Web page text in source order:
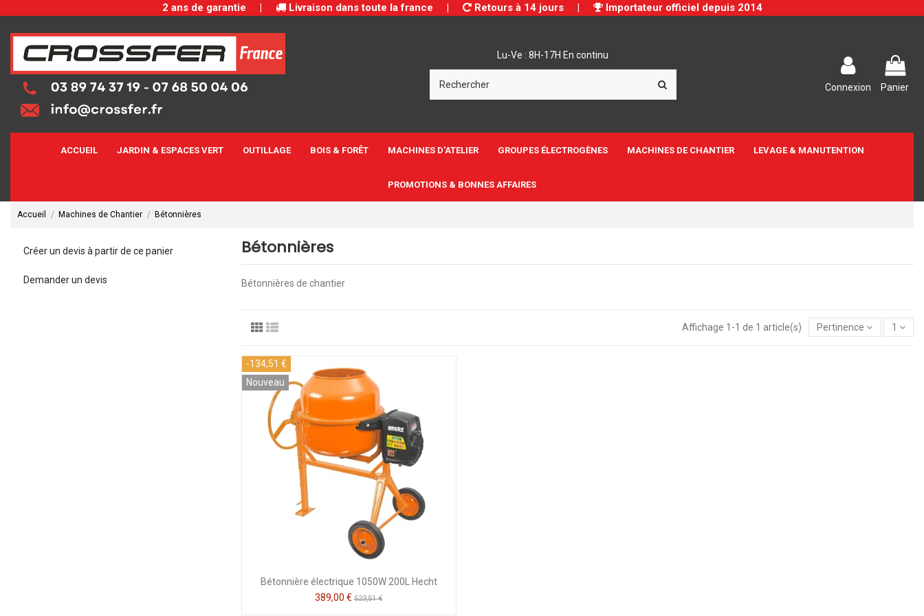
2 ans de garantie | Livraison dans toute la france | Retours à 14 jours | Importateur officiel depuis 2014
Lu-Ve : 8H-17H En continu
Connexion Panier
ACCUEIL JARDIN & ESPACES VERT OUTILLAGE BOIS & FORÊT MACHINES D'ATELIER GROUPES ÉLECTROGÈNES MACHINES DE CHANTIER LEVAGE & MANUTENTION
PROMOTIONS & BONNES AFFAIRES
Accueil Machines de Chantier Bétonnières
Bétonnières
Bétonnières de chantier
Affichage 1-1 de 1 article(s) Pertinence 1
-134,51 €
Nouveau
Bétonnière électrique 1050W 200L Hecht
389,00 € 523,51 €
Créer un devis à partir de ce panier
Demander un devis